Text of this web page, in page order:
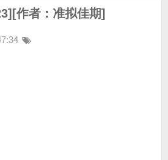
作者：准拟佳期]